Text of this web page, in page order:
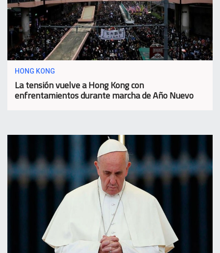
HONG KONG
La tensión vuelve a Hong Kong con
enfrentamientos durante marcha de Año Nuevo